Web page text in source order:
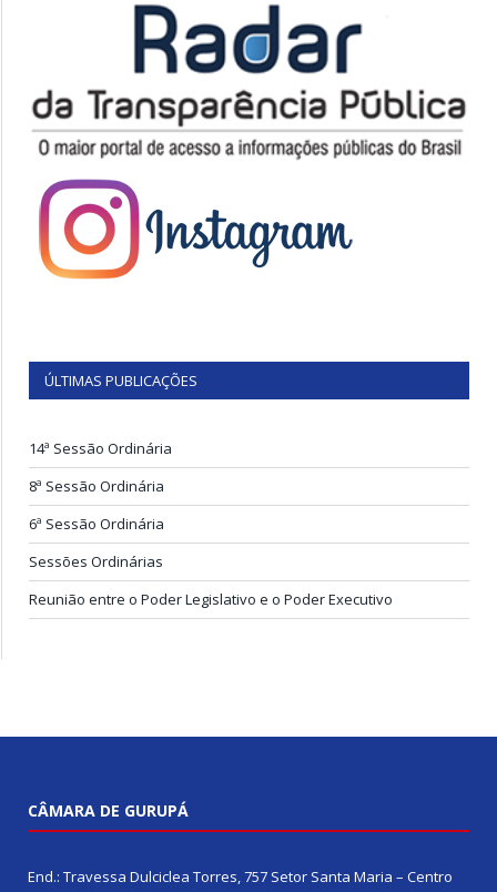
ÚLTIMAS PUBLICAÇÕES
14ª Sessão Ordinária
8ª Sessão Ordinária
6ª Sessão Ordinária
Sessões Ordinárias
Reunião entre o Poder Legislativo e o Poder Executivo
CÂMARA DE GURUPÁ
End.: Travessa Dulciclea Torres, 757 Setor Santa Maria – Centro